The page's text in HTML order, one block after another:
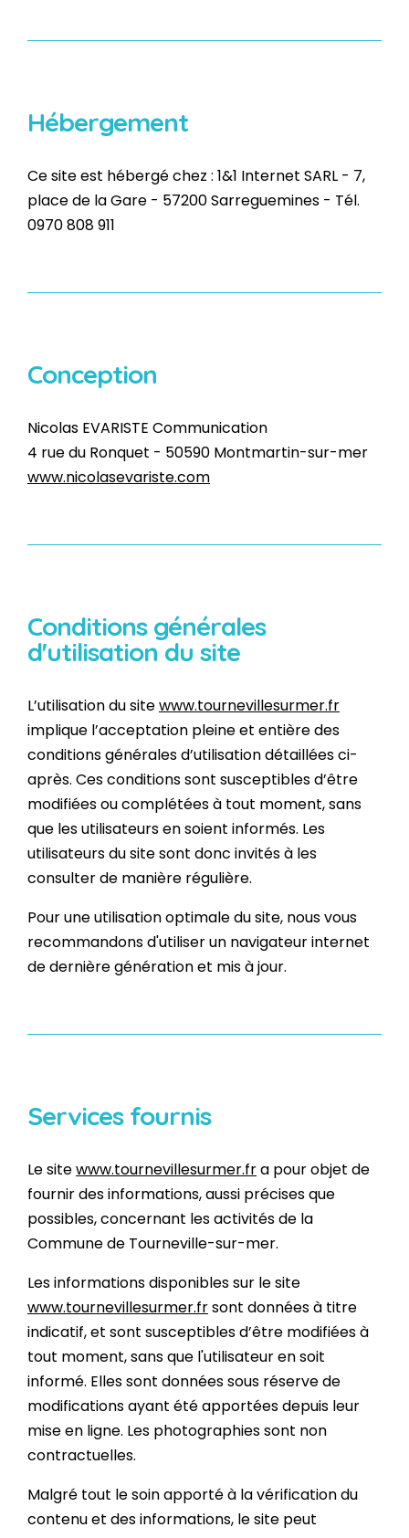
Hébergement
Ce site est hébergé chez : 1&1 Internet SARL - 7,
place de la Gare - 57200 Sarreguemines - Tél.
0970 808 911
Conception
Nicolas EVARISTE Communication
4 rue du Ronquet - 50590 Montmartin-sur-mer
www.nicolasevariste.com
Conditions générales
d'utilisation du site
L’utilisation du sitewww.tournevillesurmer.fr
implique l’acceptation pleine et entière des
conditions générales d’utilisation détaillées ci-
après. Ces conditions sont susceptibles d’être
modifiées ou complétées à tout moment, sans
que les utilisateurs en soient informés. Les
utilisateurs du site sont donc invités à les
consulter de manière régulière.
Pour une utilisation optimale du site, nous vous
recommandons d'utiliser un navigateur internet
de dernière génération et mis à jour.
Services fournis
Le sitewww.tournevillesurmer.fra pour objet de
fournir des informations, aussi précises que
possibles, concernant les activités de la
Commune de Tourneville-sur-mer.
Les informations disponibles sur le site
www.tournevillesurmer.frsont données à titre
indicatif, et sont susceptibles d’être modifiées à
tout moment, sans que l'utilisateur en soit
informé. Elles sont données sous réserve de
modifications ayant été apportées depuis leur
mise en ligne. Les photographies sont non
contractuelles.
Malgré tout le soin apporté à la vérification du
contenu et des informations, le site peut